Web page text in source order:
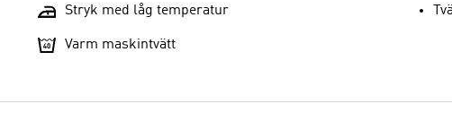
Stryk med låg temperatur
Varm maskintvätt